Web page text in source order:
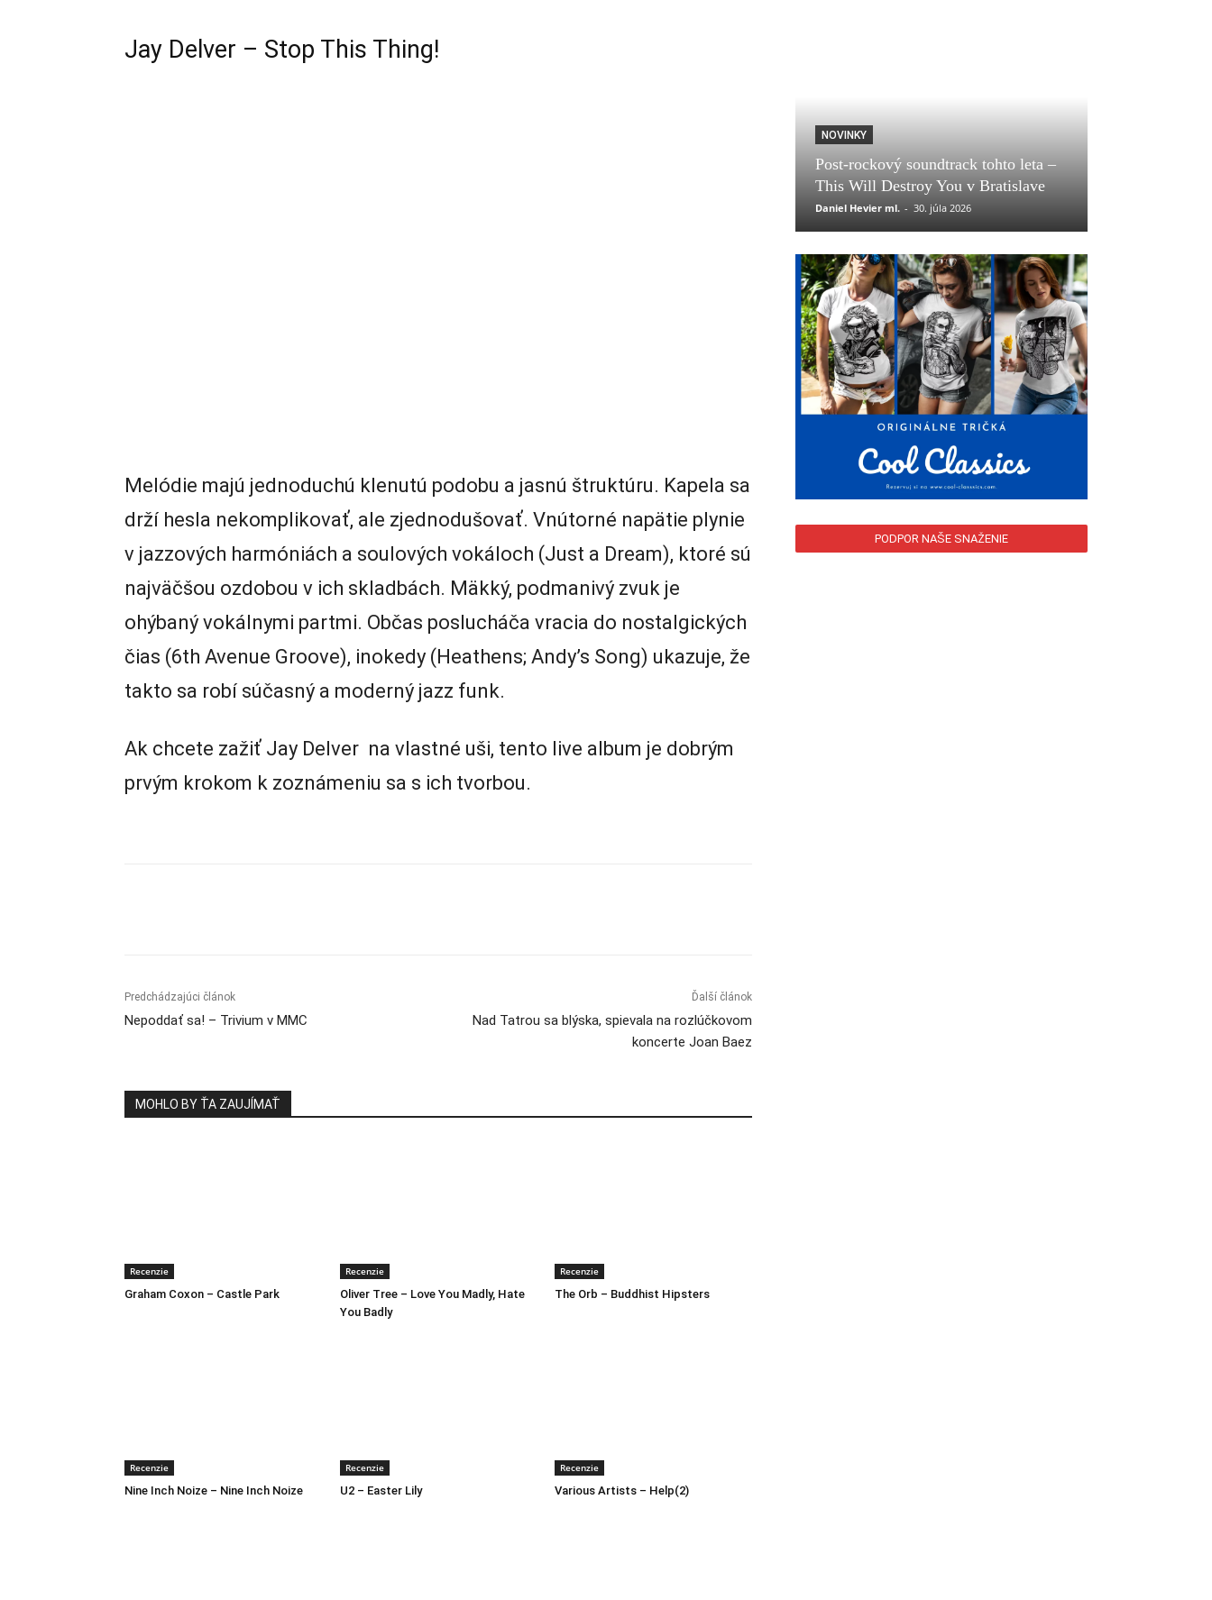
Jay Delver – Stop This Thing!
Melódie majú jednoduchú klenutú podobu a jasnú štruktúru. Kapela sa
drží hesla nekomplikovať, ale zjednodušovať. Vnútorné napätie plynie
v jazzových harmóniách a soulových vokáloch (Just a Dream), ktoré sú
najväčšou ozdobou v ich skladbách. Mäkký, podmanivý zvuk je
ohýbaný vokálnymi partmi. Občas poslucháča vracia do nostalgických
čias (6th Avenue Groove), inokedy (Heathens; Andy’s Song) ukazuje, že
takto sa robí súčasný a moderný jazz funk.
Ak chcete zažiť Jay Delver na vlastné uši, tento live album je dobrým
prvým krokom k zoznámeniu sa s ich tvorbou.
Predchádzajúci článok
Nepoddať sa! – Trivium v MMC
Ďalší článok
Nad Tatrou sa blýska, spievala na rozlúčkovom
koncerte Joan Baez
MOHLO BY ŤA ZAUJÍMAŤ
Recenzie
Graham Coxon – Castle Park
Recenzie
Oliver Tree – Love You Madly, Hate
You Badly
Recenzie
The Orb – Buddhist Hipsters
Recenzie
Nine Inch Noize – Nine Inch Noize
Recenzie
U2 – Easter Lily
Recenzie
Various Artists – Help(2)
NOVINKY
Post-rockový soundtrack tohto leta –
This Will Destroy You v Bratislave
Daniel Hevier ml. - 30. júla 2026
PODPOR NAŠE SNAŽENIE